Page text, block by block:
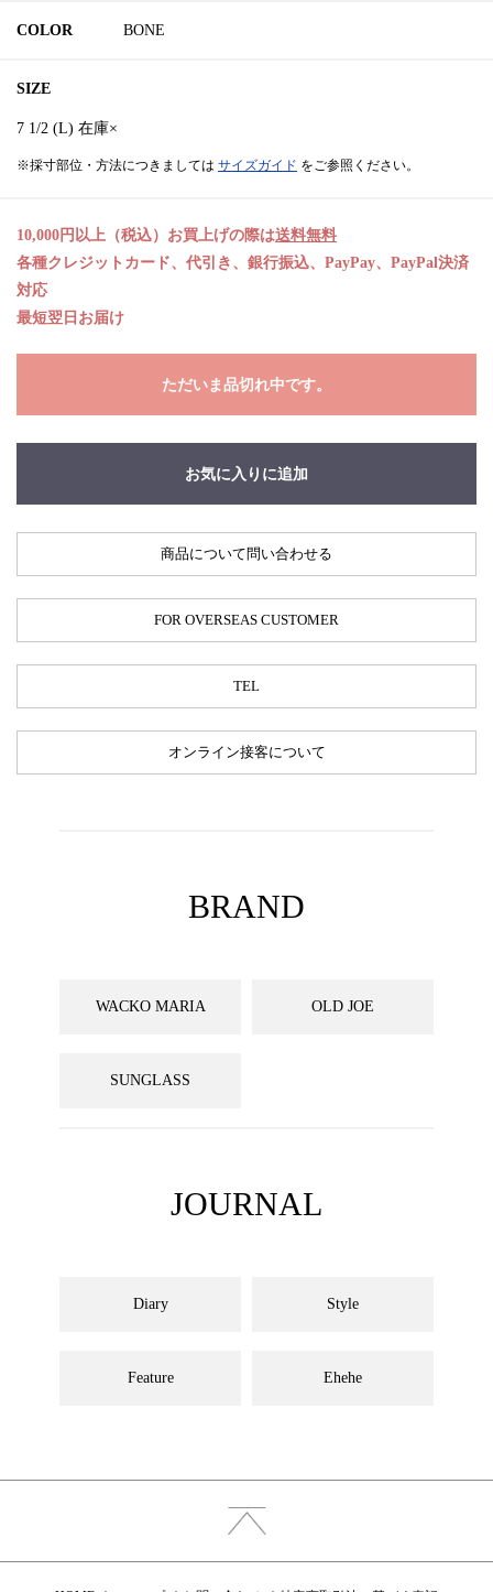
COLOR BONE
SIZE
7 1/2 (L) 在庫×
※採寸部位・方法につきましては サイズガイド をご参照ください。
10,000円以上（税込）お買上げの際は送料無料
各種クレジットカード、代引き、銀行振込、PayPay、PayPal決済
対応
最短翌日お届け
ただいま品切れ中です。
お気に入りに追加
商品について問い合わせる
FOR OVERSEAS CUSTOMER
TEL
オンライン接客について
BRAND
WACKO MARIA OLD JOE
SUNGLASS
JOURNAL
Diary Style
Feature Ehehe